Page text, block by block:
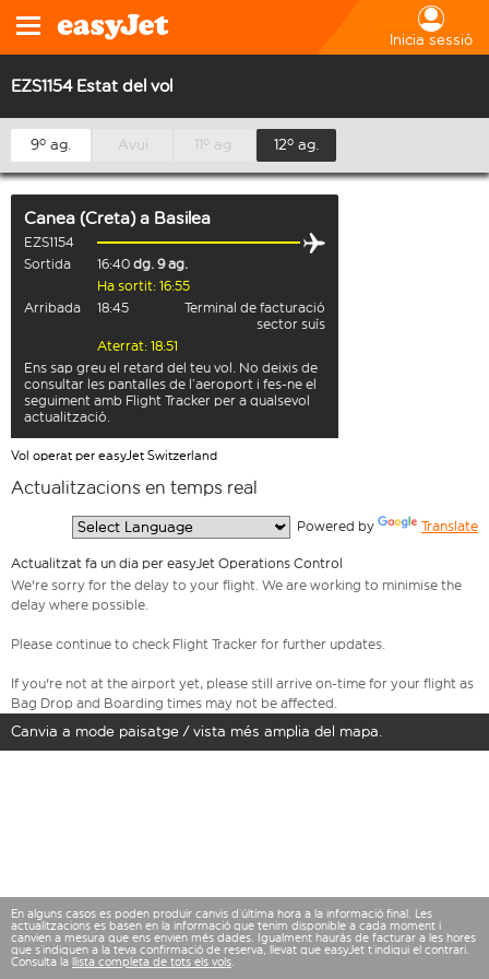
Inicia sessió
EZS1154 Estat del vol
9º ag. Avui 11º ag. 12º ag.
Canea (Creta)a Basilea
EZS1154
Sortida
16:40 dg. 9 ag.
Ha sortit: 16:55
Arribada
18:45
Terminal de facturació
sector suís
Aterrat: 18:51
Ens sap greu el retard del teu vol. No deixis de
consultar les pantalles de l’aeroport i fes-ne el
seguiment amb Flight Tracker per a qualsevol
actualització.
Vol operat per easyJet Switzerland
Actualitzacions en temps real
Powered by Translate
Actualitzat fa un dia per easyJet Operations Control
We're sorry for the delay to your flight. We are working to minimise the
delay where possible.
Please continue to check Flight Tracker for further updates.
If you're not at the airport yet, please still arrive on-time for your flight as
Bag Drop and Boarding times may not be affected.
Canvia a mode paisatge / vista més amplia del mapa.
En alguns casos es poden produir canvis d’última hora a la informació final. Les
actualitzacions es basen en la informació que tenim disponible a cada moment i
canvien a mesura que ens envien més dades. Igualment hauràs de facturar a les hores
que s’indiquen a la teva confirmació de reserva, llevat que easyJet t’indiqui el contrari.
Consulta la llista completa de tots els vols.